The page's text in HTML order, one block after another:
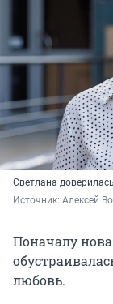
Светлана
Источник: Алексей
Поначалу
любовь.